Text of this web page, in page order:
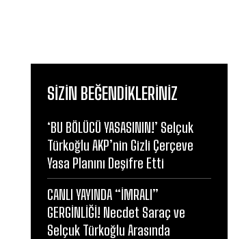
SIZIN BEĞENDIKLERINIZ
‘BU BÖLÜCÜ YASASININ!’ Selçuk
Türkoğlu AKP’nin Gizli Çerçeve
Yasa Planını Deşifre Etti
CANLI YAYINDA “İMRALI”
GERGİNLİĞİ! Necdet Saraç ve
Selçuk Türkoğlu Arasında